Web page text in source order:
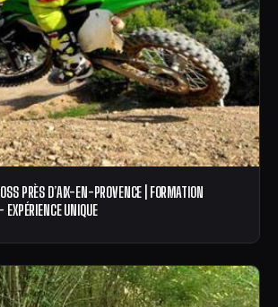
PRÈS D’AIX-EN-PROVENCE | FORMATION
EXPÉRIENCE UNIQUE